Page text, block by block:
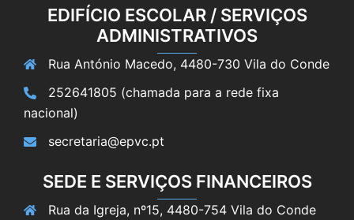
EDIFÍCIO ESCOLAR / SERVIÇOS
ADMINISTRATIVOS
Rua António Macedo, 4480-730 Vila do Conde
252641805 (chamada para a rede fixa
nacional)
secretaria@epvc.pt
SEDE E SERVIÇOS FINANCEIROS
Rua da Igreja, nº15, 4480-754 Vila do Conde